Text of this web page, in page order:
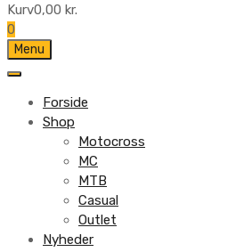
Kurv0,00 kr.
0
Menu
Forside
Shop
Motocross
MC
MTB
Casual
Outlet
Nyheder